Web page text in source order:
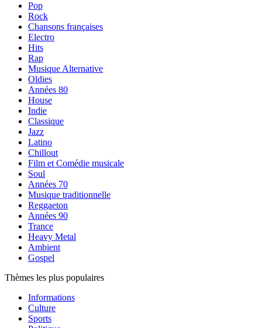
Pop
Rock
Chansons françaises
Electro
Hits
Rap
Musique Alternative
Oldies
Années 80
House
Indie
Classique
Jazz
Latino
Chillout
Film et Comédie musicale
Soul
Années 70
Musique traditionnelle
Reggaeton
Années 90
Trance
Heavy Metal
Ambient
Gospel
Thèmes les plus populaires
Informations
Culture
Sports